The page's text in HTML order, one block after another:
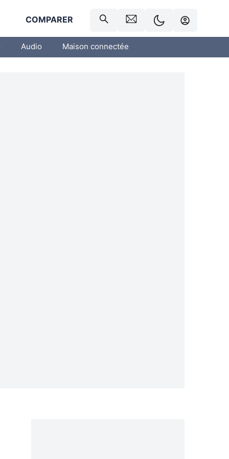
COMPARER
Audio Maison connectée